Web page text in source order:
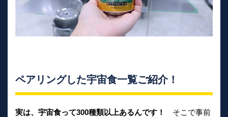
ペアリングした宇宙食一覧ご紹介！
実は、宇宙食って300種類以上あるんです！
そこで事前